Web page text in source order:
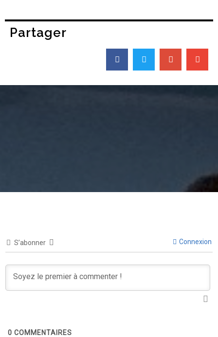
Partager
S’abonner Connexion
0 COMMENTAIRES